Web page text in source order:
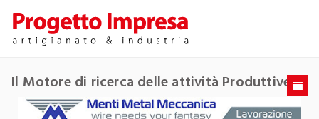
Il Motore di ricerca delle attività Produttive